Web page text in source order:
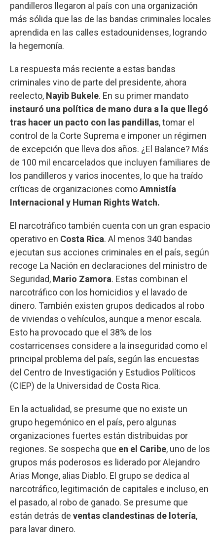
pandilleros llegaron al país con una organización
más sólida que las de las bandas criminales locales
aprendida en las calles estadounidenses, logrando
la hegemonía.
La respuesta más reciente a estas bandas
criminales vino de parte del presidente, ahora
reelecto, Nayib Bukele. En su primer mandato
instauró una política de mano dura a la que llegó
tras hacer un pacto con las pandillas, tomar el
control de la Corte Suprema e imponer un régimen
de excepción que lleva dos años. ¿El Balance? Más
de 100 mil encarcelados que incluyen familiares de
los pandilleros y varios inocentes, lo que ha traído
críticas de organizaciones comoAmnistía
Internacional y Human Rights Watch.
El narcotráfico también cuenta con un gran espacio
operativo en Costa Rica. Al menos 340 bandas
ejecutan sus acciones criminales en el país, según
recoge La Nación en declaraciones del ministro de
Seguridad, Mario Zamora. Estas combinan el
narcotráfico con los homicidios y el lavado de
dinero. También existen grupos dedicados al robo
de viviendas o vehículos, aunque a menor escala.
Esto ha provocado que el 38% de los
costarricenses considere a la inseguridad como el
principal problema del país, según las encuestas
del Centro de Investigación y Estudios Políticos
(CIEP) de la Universidad de Costa Rica.
En la actualidad, se presume que no existe un
grupo hegemónico en el país, pero algunas
organizaciones fuertes están distribuidas por
regiones. Se sospecha que en el Caribe, uno de los
grupos más poderosos es liderado por Alejandro
Arias Monge, alias Diablo. El grupo se dedica al
narcotráfico, legitimación de capitales e incluso, en
el pasado, al robo de ganado. Se presume que
están detrás de ventas clandestinas de lotería,
para lavar dinero.